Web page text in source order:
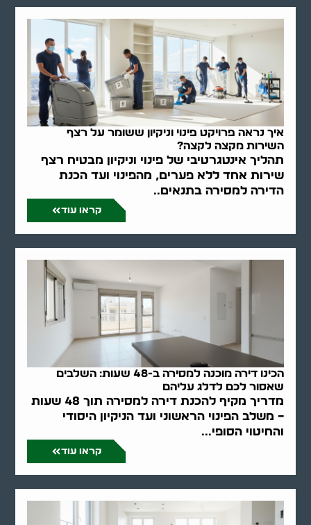
איך נראה פרויקט פינוי וניקיון ששומר על רצף
השירות מקצה לקצה?
תהליך אינטגרטיבי של פינוי וניקיון מבטיח רצף
שירות אחד ללא פערים, מהפינוי ועד הכנת
הדירה למסירה בתנאים..
קראו עוד
הכינו דירה מוכנה למסירה ב-48 שעות: השלבים
שאסור לכם לדלג עליהם
מדריך מקיף להכנת דירה למסירה תוך 48 שעות
– משלב הפינוי הראשוני ועד הניקיון היסודי
והחיטוי הסופי...
קראו עוד